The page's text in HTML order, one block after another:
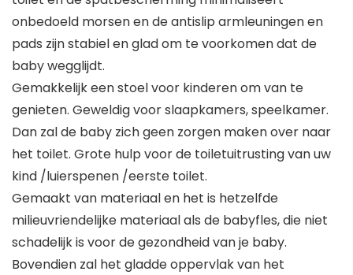
onbedoeld morsen en de antislip armleuningen en
pads zijn stabiel en glad om te voorkomen dat de
baby wegglijdt.
Gemakkelijk een stoel voor kinderen om van te
genieten. Geweldig voor slaapkamers, speelkamer.
Dan zal de baby zich geen zorgen maken over naar
het toilet. Grote hulp voor de toiletuitrusting van uw
kind /luierspenen /eerste toilet.
Gemaakt van materiaal en het is hetzelfde
milieuvriendelijke materiaal als de babyfles, die niet
schadelijk is voor de gezondheid van je baby.
Bovendien zal het gladde oppervlak van het